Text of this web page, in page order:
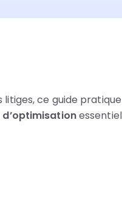
ce guide pratique
d’optimisation